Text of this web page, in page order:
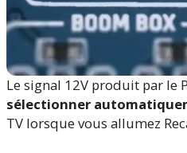
Le signal 12V produit par le
sélectionner
TV lorsque vous allumez